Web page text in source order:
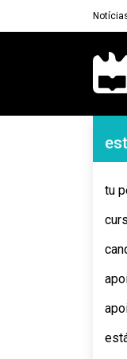
Navegação
tu